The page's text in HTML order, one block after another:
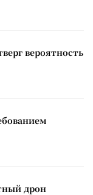
вероятность
дрон